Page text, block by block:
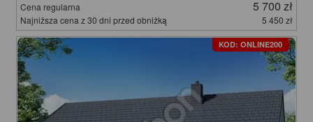
Cena regularna 5 700 zł
Najniższa cena z 30 dni przed obniżką 5 450 zł
KOD: ONLINE200